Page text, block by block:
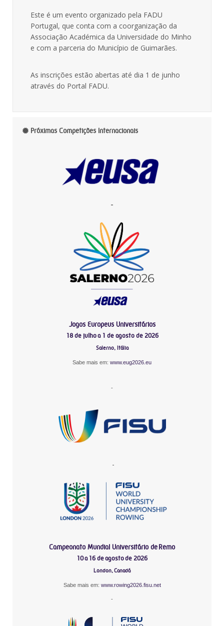
Este é um evento organizado pela FADU
Portugal, que conta com a coorganização da
Associação Académica da Universidade do Minho
e com a parceria do Município de Guimarães.
As inscrições estão abertas até dia 1 de junho
através do Portal FADU.
Próximas Competições Internacionais
-
Jogos Europeus Universitários
18 de julho a 1 de agosto de 2026
Salerno, Itália
Sabe mais em: www.eug2026.eu
-
-
Campeonato Mundial Universitário de Remo
10 a 16 de agosto de 2026
London, Canadá
Sabe mais em: www.rowing2026.fisu.net
-